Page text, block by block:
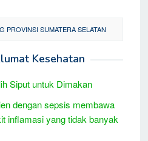
PROVINSI SUMATERA SELATAN
Kesehatan
Siput untuk Dimakan
dengan sepsis membawa
inflamasi yang tidak banyak